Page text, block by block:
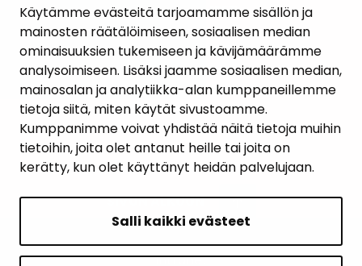
Käytämme evästeitä tarjoamamme sisällön ja
mainosten räätälöimiseen, sosiaalisen median
ominaisuuksien tukemiseen ja kävijämäärämme
analysoimiseen. Lisäksi jaamme sosiaalisen median,
mainosalan ja analytiikka-alan kumppaneillemme
tietoja siitä, miten käytät sivustoamme.
Kumppanimme voivat yhdistää näitä tietoja muihin
tietoihin, joita olet antanut heille tai joita on
kerätty, kun olet käyttänyt heidän palvelujaan.
Salli kaikki evästeet
AJANKOHTAISET
YHTEYSTIEDOT
KARTTAPALVELU
SIVUN ALKUUN
Intranet